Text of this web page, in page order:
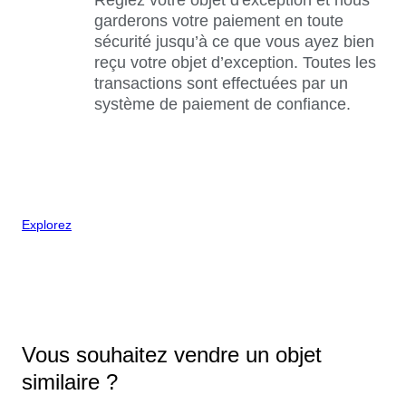
garderons votre paiement en toute
sécurité jusqu’à ce que vous ayez bien
reçu votre objet d’exception. Toutes les
transactions sont effectuées par un
système de paiement de confiance.
Explorez
Vous souhaitez vendre un objet
similaire ?